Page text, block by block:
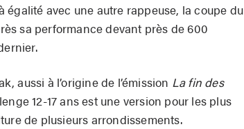
égalité avec une autre rappeuse, la coupe du
sa performance devant près de 600
aussi à l’origine de l’émission La fin des
12-17 ans est une version pour les plus
de plusieurs arrondissements.